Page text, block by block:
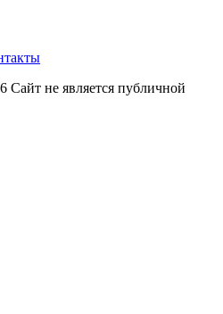
не является публичной